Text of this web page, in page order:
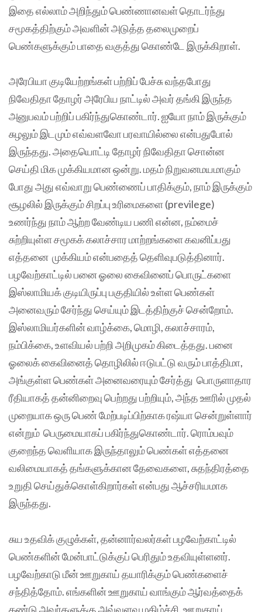
இதை எல்லாம் அறிந்தும் பெண்ணானவள் தொடர்ந்து
சமூகத்திற்கும் அவளின் அடுத்த தலைமுறைப்
பெண்களுக்கும் பாதை வகுத்து கொண்டே இருக்கிறாள்.
அரேபியா குடியேற்றங்கள் பற்றிப் பேச்சு வந்தபோது
நிவேதிதா தோழர் அரேபிய நாட்டில் அவர் தங்கி இருந்த
அனுபவம் பற்றிப் பகிர்ந்துகொண்டார். ஐயோ நாம் இருக்கும்
சுழலும் இடமும் எவ்வளவோ பரவாயில்லை என்பதுபோல்
இருந்தது. அதையொட்டி தோழர் நிவேதிதா சொன்ன
செய்தி மிக முக்கியமான ஒன்று. மதம் நிறுவனமயமாகும்
போது அது எவ்வாறு பெண்ணைப் பாதிக்கும், நாம் இருக்கும்
சூழலில் இருக்கும் சிறப்பு உரிமைகளை (previlege)
உணர்ந்து நாம் ஆற்ற வேண்டிய பணி என்ன, நம்மைச்
சுற்றியுள்ள சமூகக் கலாச்சார மாற்றங்களை கவனிப்பது
எத்தனை முக்கியம் என்பதைத் தெளிவுபடுத்தினார்.
பழவேற்காட்டில் பனை ஓலை கைவினைப் பொருட்களை
இஸ்லாமியக் குடியிருப்பு பகுதியில் உள்ள பெண்கள்
அனைவரும் சேர்ந்து செய்யும் இடத்திற்குச் சென்றோம்.
இஸ்லாமியர்களின் வாழ்க்கை, மொழி, கலாச்சாரம்,
நம்பிக்கை, உளவியல் பற்றி அறிமுகம் கிடைத்தது. பனை
ஓலைக் கைவினைத் தொழிலில் ஈடுபட்டு வரும் பாத்திமா,
அங்குள்ள பெண்கள் அனைவரையும் சேர்த்து பொருளாதார
ரீதியாகத் தன்னிறைவு பெற்றது பற்றியும், அந்த ஊரில் முதல்
முறையாக ஒரு பெண் மேற்படிப்பிற்காக ரஷ்யா சென்றுள்ளார்
என்றும் பெருமையாகப் பகிர்ந்துகொண்டார். ரொம்பவும்
குறைந்த வெளியாக இருந்தாலும் பெண்கள் எத்தனை
வலிமையாகத் தங்களுக்கான தேவைகளை, சுதந்திரத்தை
உறுதி செய்துக்கொள்கிறார்கள் என்பது ஆச்சரியமாக
இருந்தது.
சுய உதவிக் குழுக்கள், தன்னார்வலர்கள் பழவேற்காட்டில்
பெண்களின் மேன்பாட்டுக்குப் பெரிதும் உதவியுள்ளனர்.
பழவேற்காடு மீன் ஊறுகாய் தயாரிக்கும் பெண்களைச்
சந்தித்தோம். எங்களின் ஊறுகாய் வாங்கும் ஆர்வத்தைக்
கண்டு அவர்களுக்கு அவ்வளவு மகிழ்ச்சி. ஊறுகாய்